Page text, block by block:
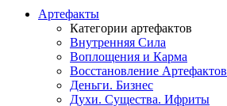
Артефакты
Категории артефактов
Внутренняя Сила
Воплощения и Карма
Восстановление Артефактов
Деньги. Бизнес
Духи. Существа. Ифриты